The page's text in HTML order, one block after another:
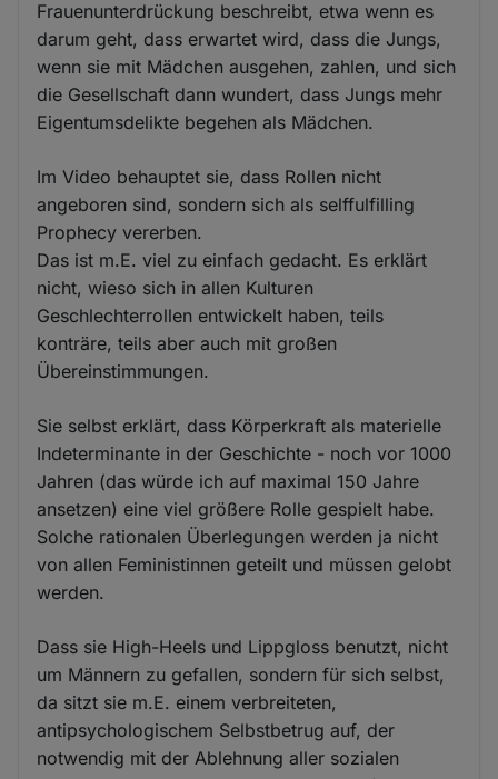
Frauenunterdrückung beschreibt, etwa wenn es
darum geht, dass erwartet wird, dass die Jungs,
wenn sie mit Mädchen ausgehen, zahlen, und sich
die Gesellschaft dann wundert, dass Jungs mehr
Eigentumsdelikte begehen als Mädchen.
Im Video behauptet sie, dass Rollen nicht
angeboren sind, sondern sich als selffulfilling
Prophecy vererben.
Das ist m.E. viel zu einfach gedacht. Es erklärt
nicht, wieso sich in allen Kulturen
Geschlechterrollen entwickelt haben, teils
konträre, teils aber auch mit großen
Übereinstimmungen.
Sie selbst erklärt, dass Körperkraft als materielle
Indeterminante in der Geschichte - noch vor 1000
Jahren (das würde ich auf maximal 150 Jahre
ansetzen) eine viel größere Rolle gespielt habe.
Solche rationalen Überlegungen werden ja nicht
von allen Feministinnen geteilt und müssen gelobt
werden.
Dass sie High-Heels und Lippgloss benutzt, nicht
um Männern zu gefallen, sondern für sich selbst,
da sitzt sie m.E. einem verbreiteten,
antipsychologischem Selbstbetrug auf, der
notwendig mit der Ablehnung aller sozialen